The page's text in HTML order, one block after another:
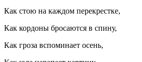
Как стою на каждом перекрестке,
Как кордоны бросаются в спину,
Как гроза вспоминает осень,